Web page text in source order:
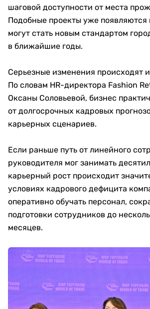
шаговой доступности от места
Подобные проекты уже появляются
могут стать новым стандартом
в ближайшие годы.
Серьезные изменения происходят
По словам HR-директора Fashion
Оксаны Соловьевой, бизнес
от долгосрочных кадровых
карьерных сценариев.
Если раньше путь от линейного
руководителя мог занимать
карьерный рост происходит
условиях кадрового дефицита
оперативно обучать персонал,
подготовки сотрудников до
месяцев.